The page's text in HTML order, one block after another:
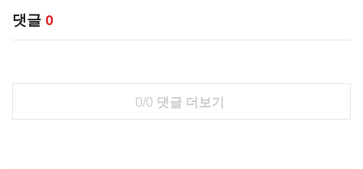
댓글 0
0/0 댓글 더보기